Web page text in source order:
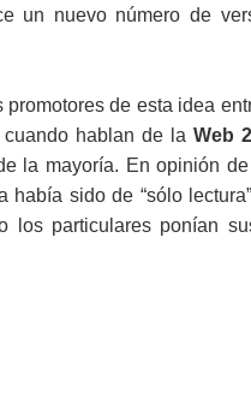
un nuevo número de
promotores de esta idea
hablan de la Web
la mayoría. En opinión de
había sido de “sólo
los particulares ponían